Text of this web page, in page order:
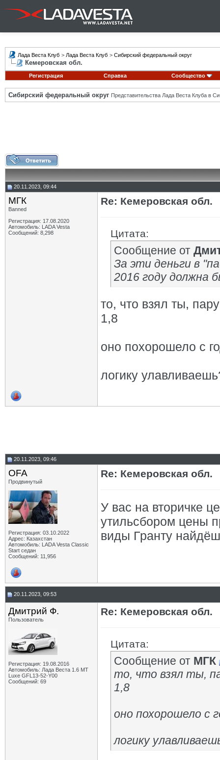
Лада Веста Клуб > Лада Веста Клуб > Сибирский федеральный округ
Кемеровская обл.
Регистрация Справка Сообщество
Сибирский федеральный округ Представительства Лада Веста Клуба в
20.11.2023, 09:44
МГК
Banned
Регистрация: 17.08.2020
Автомобиль: LADA Vesta
Сообщений: 8,298
Re: Кемеровская обл.
Цитата:
Сообщение от
За эти деньги в
2016 году должна
то, что взял ты,
1,8
оно похорошело с
логику
20.11.2023, 09:46
OFA
Продвинутый
Регистрация: 03.10.2022
Адрес: Казахстан
Автомобиль: LADA Vesta Classic
Start седан
Сообщений: 11,956
Re: Кемеровская обл.
У вас на вторичке
утильсбором цены
виды Гранту
20.11.2023, 09:53
Дмитрий Ф.
Пользователь
Регистрация: 19.08.2016
Автомобиль: Лада Веста 1.6 MT
Luxe GFL13-52-Y00
Сообщений: 69
Re: Кемеровская обл.
Цитата:
Сообщение от МГК
то, что взял ты,
1,8
оно похорошело с
логику